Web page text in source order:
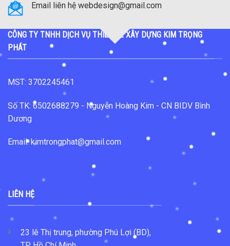
Email liên hệ webdesign@gmail.com
CÔNG TY TNHH DỊCH VỤ THIẾT KẾ XÂY DỰNG KIM TRỌNG
PHÁT
MST: 3702245461
Số TK: 6502688279 - Nguyễn Hoàng Kim - CN BIDV Bình
Dương
Email: kimtrongphat@gmail.com
LIÊN HỆ
23 lê Thị trung, phường Phú Lợi (BD),